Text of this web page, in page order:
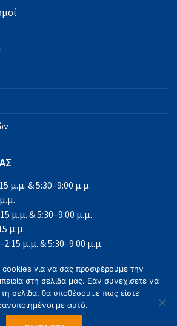
μ.μ. & 5:30–9:00 μ.μ.
μ.μ. & 5:30–9:00 μ.μ.
μ.μ.
μ.μ. & 5:30–9:00 μ.μ.
cookies για να σας προσφέρουμε την
στη σελίδα μας. Εάν συνεχίσετε να
τη σελίδα, θα υποθέσουμε πως είστε
με αυτό.